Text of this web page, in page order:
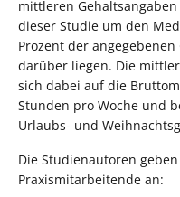
mittleren
dieser Studie um den
Prozent der
darüber liegen. Die
sich dabei auf die
Stunden pro Woche und
Urlaubs- und
Die Studienautoren
Praxismitarbeitende an: